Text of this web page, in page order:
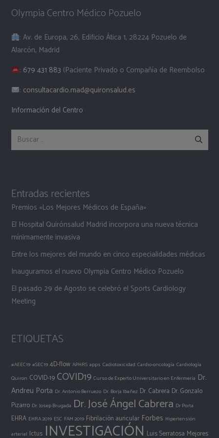
Olympia Centro Médico Pozuelo
: Av. de Europa, 26, Edificio Ática 1, 28224 Pozuelo de
Alarcón, Madrid
: 679 431 883 (Paciente Privado o Compañía de Reembolso
: consultacardio.mad@quironsalud.es
Información del Centro
Buscar:
Entradas recientes
Premios «Los Mejores Médicos de España»
El Hospital Quirónsalud Madrid incorpora una nueva técnica
mínimamente invasiva
Entre los mejores del mundo en cinco especialidades médicas
Inauguramos el nuevo Olympia Centro Médico Pozuelo
El pasado 29 de Agosto se celebró el Sports Cardiology
Meeting
ETIQUETAS
#AEEC19 #SEC19 4D-flow APHRS apps Cadiotoxicidad Cardio-oncología Cardiología
Quiron COVID-19 COVID19 Curso de Experto Universitario en Enfermería Dr.
Andreu Porta Dr. Antonio Berruezo Dr. Borja Ibañez Dr. Cabrera Dr. Gonzalo
Pizarro Dr. Josep Brugada Dr. José Ángel Cabrera Dr Porta
EHRA EHRA 2019 ESC FAM 2019 Fibrilación auricular Forbes Hipertensión
arterial Ictus INVESTIGACIÓN Luis Serratosa Mejores